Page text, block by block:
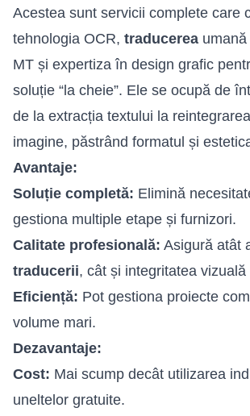
Acestea sunt servicii complete care
tehnologia OCR, traducerea
MT și expertiza în design grafic
soluție “la cheie”. Ele se ocupă de
de la extracția textului la
imagine, păstrând formatul și
Avantaje:
Soluție completă: Elimină
gestiona multiple etape și furnizori.
Calitate profesională: Asigură atât
traducerii, cât și integritatea vizuală
Eficiență: Pot gestiona proiecte
volume mari.
Dezavantaje:
Cost: Mai scump decât utilizarea
uneltelor gratuite.